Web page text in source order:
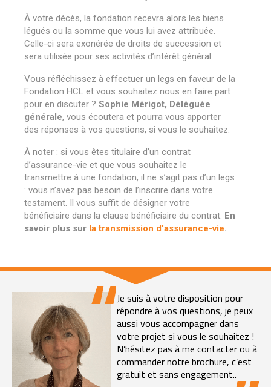
À votre décès, la fondation recevra alors les biens
légués ou la somme que vous lui avez attribuée.
Celle-ci sera exonérée de droits de succession et
sera utilisée pour ses activités d’intérêt général.
Vous réfléchissez à effectuer un legs en faveur de la
Fondation HCL et vous souhaitez nous en faire part
pour en discuter ? Sophie Mérigot, Déléguée
générale, vous écoutera et pourra vous apporter
des réponses à vos questions, si vous le souhaitez.
À noter : si vous êtes titulaire d’un contrat
d’assurance-vie et que vous souhaitez le
transmettre à une fondation, il ne s’agit pas d’un legs
: vous n’avez pas besoin de l’inscrire dans votre
testament. Il vous suffit de désigner votre
bénéficiaire dans la clause bénéficiaire du contrat. En
savoir plus sur la transmission d’assurance-vie.
Je suis à votre disposition pour
répondre à vos questions, je peux
aussi vous accompagner dans
votre projet si vous le souhaitez !
N’hésitez pas à me contacter ou à
commander notre brochure, c’est
gratuit et sans engagement..